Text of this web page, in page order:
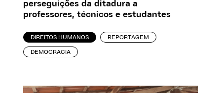
perseguições da ditadura a
professores, técnicos e estudantes
DIREITOS HUMANOS REPORTAGEM
DEMOCRACIA